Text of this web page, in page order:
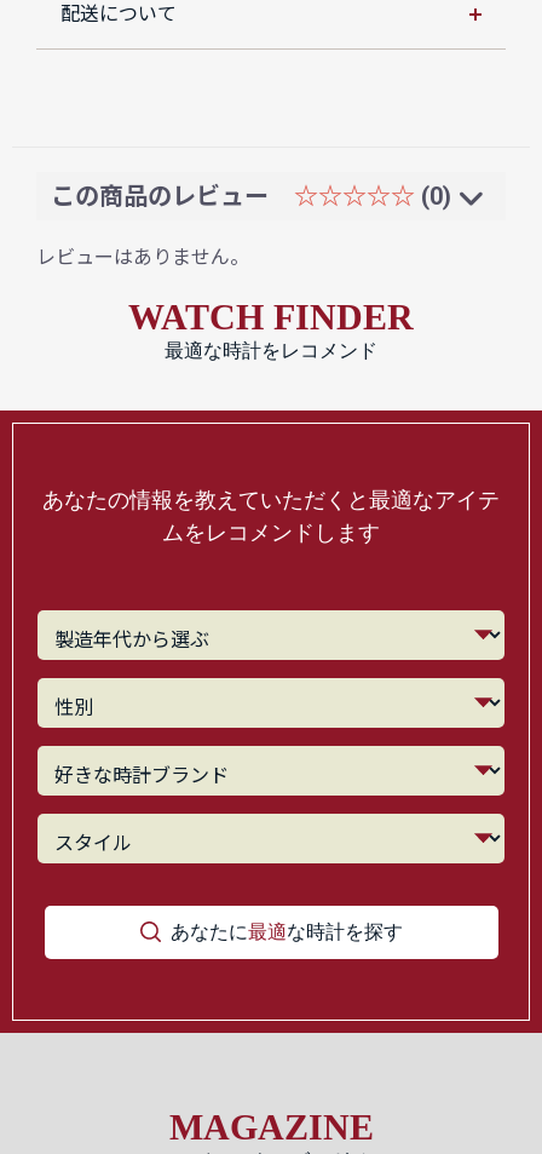
配送について
この商品のレビュー ☆☆☆☆☆ (0)
レビューはありません。
WATCH FINDER
最適な時計をレコメンド
あなたの情報を教えていただくと最適なアイテ
ムをレコメンドします
あなたに最適な時計を探す
MAGAZINE